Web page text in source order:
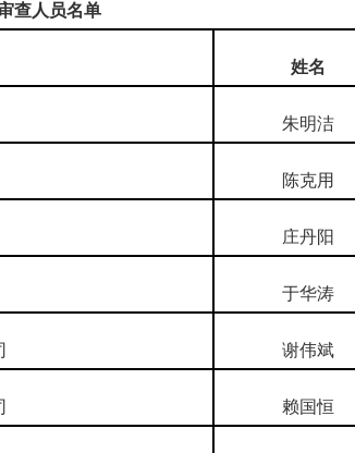
查人员名单
姓名
朱明洁
陈克用
庄丹阳
于华涛
谢伟斌
赖国恒